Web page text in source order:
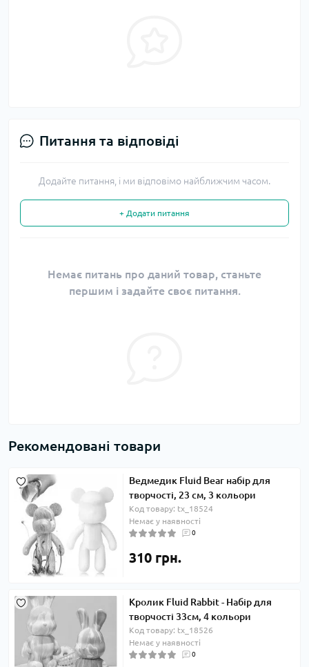
Питання та відповіді
Додайте питання, і ми відповімо найближчим часом.
+ Додати питання
Немає питань про даний товар, станьте
першим і задайте своє питання.
Рекомендовані товари
Ведмедик Fluid Bear набір для
творчості, 23 см, 3 кольори
Код товару: tx_18524
Немає у наявності
0
310 грн.
Кролик Fluid Rabbit - Набір для
творчості 33см, 4 кольори
Код товару: tx_18526
Немає у наявності
0